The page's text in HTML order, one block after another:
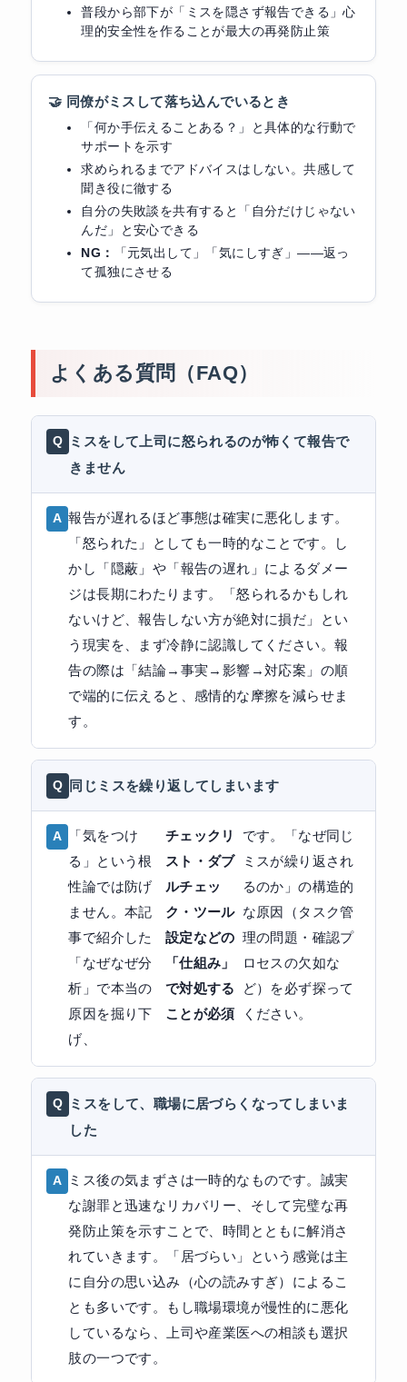
普段から部下が「ミスを隠さず報告できる」心
理的安全性を作ることが最大の再発防止策
🤝 同僚がミスして落ち込んでいるとき
「何か手伝えることある？」と具体的な行動で
サポートを示す
求められるまでアドバイスはしない。共感して
聞き役に徹する
自分の失敗談を共有すると「自分だけじゃない
んだ」と安心できる
NG：
「元気出して」「気にしすぎ」——返っ
て孤独にさせる
よくある質問（FAQ）
ミスをして上司に怒られるのが怖くて報告で
きません
報告が遅れるほど事態は確実に悪化します。
「怒られた」としても一時的なことです。し
かし「隠蔽」や「報告の遅れ」によるダメー
ジは長期にわたります。「怒られるかもしれ
ないけど、報告しない方が絶対に損だ」とい
う現実を、まず冷静に認識してください。報
告の際は「結論→事実→影響→対応案」の順
で端的に伝えると、感情的な摩擦を減らせま
す。
同じミスを繰り返してしまいます
「気をつけ
る」という根
性論では防げ
ません。本記
事で紹介した
「なぜなぜ分
析」で本当の
原因を掘り下
げ、
チェックリ
スト・ダブ
ルチェッ
ク・ツール
設定などの
「仕組み」
で対処する
ことが必須
です。「なぜ同じ
ミスが繰り返され
るのか」の構造的
な原因（タスク管
理の問題・確認プ
ロセスの欠如な
ど）を必ず探って
ください。
ミスをして、職場に居づらくなってしまいま
した
ミス後の気まずさは一時的なものです。誠実
な謝罪と迅速なリカバリー、そして完璧な再
発防止策を示すことで、時間とともに解消さ
れていきます。「居づらい」という感覚は主
に自分の思い込み（心の読みすぎ）によるこ
とも多いです。もし職場環境が慢性的に悪化
しているなら、上司や産業医への相談も選択
肢の一つです。